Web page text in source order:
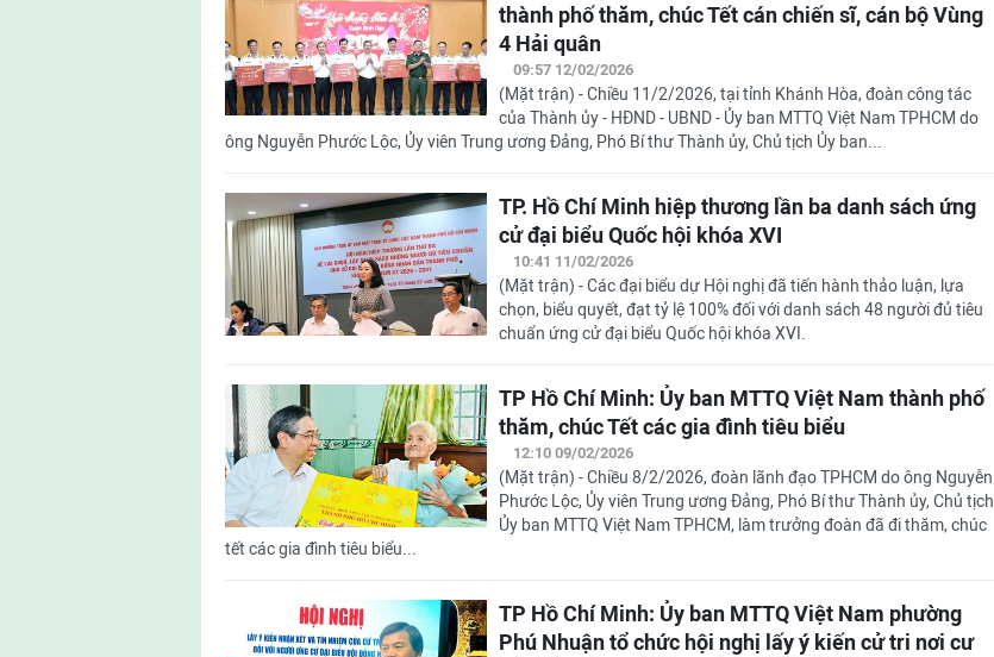
thành phố thăm, chúc Tết cán chiến sĩ, cán bộ Vùng
4 Hải quân
09:57 12/02/2026
(Mặt trận) - Chiều 11/2/2026, tại tỉnh Khánh Hòa, đoàn công tác
của Thành ủy - HĐND - UBND - Ủy ban MTTQ Việt Nam TPHCM do
ông Nguyễn Phước Lộc, Ủy viên Trung ương Đảng, Phó Bí thư Thành ủy, Chủ tịch Ủy ban...
TP. Hồ Chí Minh hiệp thương lần ba danh sách ứng
cử đại biểu Quốc hội khóa XVI
10:41 11/02/2026
(Mặt trận) - Các đại biểu dự Hội nghị đã tiến hành thảo luận, lựa
chọn, biểu quyết, đạt tỷ lệ 100% đối với danh sách 48 người đủ tiêu
chuẩn ứng cử đại biểu Quốc hội khóa XVI.
TP Hồ Chí Minh: Ủy ban MTTQ Việt Nam thành phố
thăm, chúc Tết các gia đình tiêu biểu
12:10 09/02/2026
(Mặt trận) - Chiều 8/2/2026, đoàn lãnh đạo TPHCM do ông Nguyễn
Phước Lộc, Ủy viên Trung ương Đảng, Phó Bí thư Thành ủy, Chủ tịch
Ủy ban MTTQ Việt Nam TPHCM, làm trưởng đoàn đã đi thăm, chúc
tết các gia đình tiêu biểu...
TP Hồ Chí Minh: Ủy ban MTTQ Việt Nam phường
Phú Nhuận tổ chức hội nghị lấy ý kiến cử tri nơi cư